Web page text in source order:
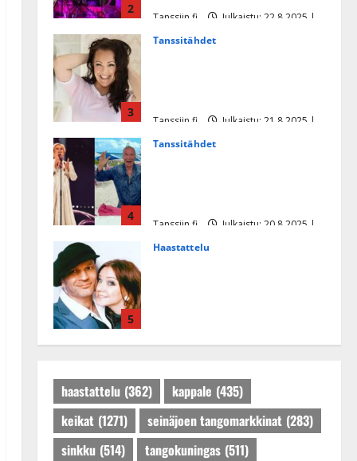
2
Tanssiin.fi
Julkaistu: 22.8.2025 |
3
Tanssitähdet
Tanssiin.fi
Julkaistu: 21.8.2025 |
4
Tanssitähdet
Tanssiin.fi
Julkaistu: 20.8.2025 |
5
Haastattelu
Tanssiin.fi
Julkaistu: 27.4.2025 |
haastattelu (362) kappale (435)
keikat (1271) seinäjoen tangomarkkinat (283)
sinkku (514) tangokuningas (511)